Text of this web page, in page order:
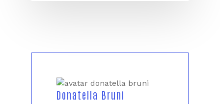
Donatella Bruni